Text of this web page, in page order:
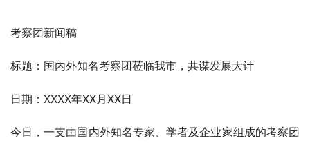
考察团新闻稿
标题：国内外知名考察团莅临我市，共谋发展大计
日期：XXXX年XX月XX日
今日，一支由国内外知名专家、学者及企业家组成的考察团